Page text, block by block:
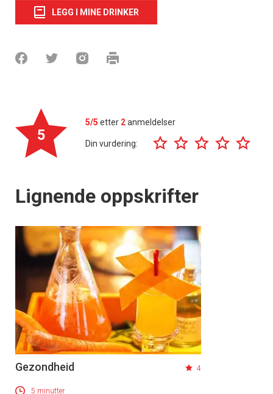
LEGG I MINE DRINKER
5
5/5 etter 2anmeldelser
Din vurdering:
Lignende oppskrifter
Gezondheid 4
5 minutter